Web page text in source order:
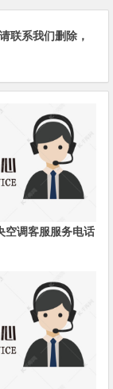
联系我们删除，
空调客服服务电话